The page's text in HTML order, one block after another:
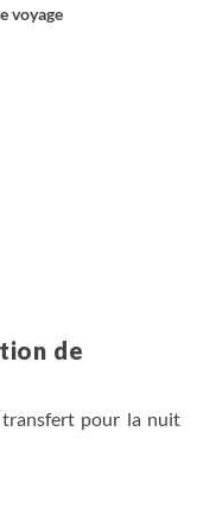
voyage
de
pour la nuit